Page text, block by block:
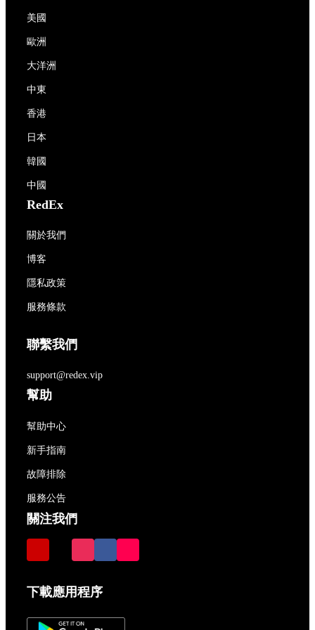
美國
歐洲
大洋洲
中東
香港
日本
韓國
中國
RedEx
關於我們
博客
隱私政策
服務條款
聯繫我們
support@redex.vip
幫助
幫助中心
新手指南
故障排除
服務公告
關注我們
下載應用程序